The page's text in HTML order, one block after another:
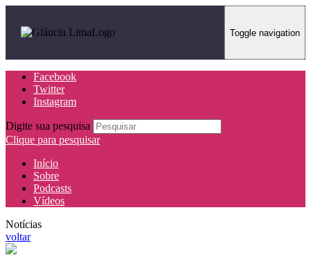
Toggle navigation
Facebook
Twitter
Instagram
Digite sua pesquisa
Clique para pesquisar
Início
Sobre
Podcasts
Vídeos
Notícias
voltar